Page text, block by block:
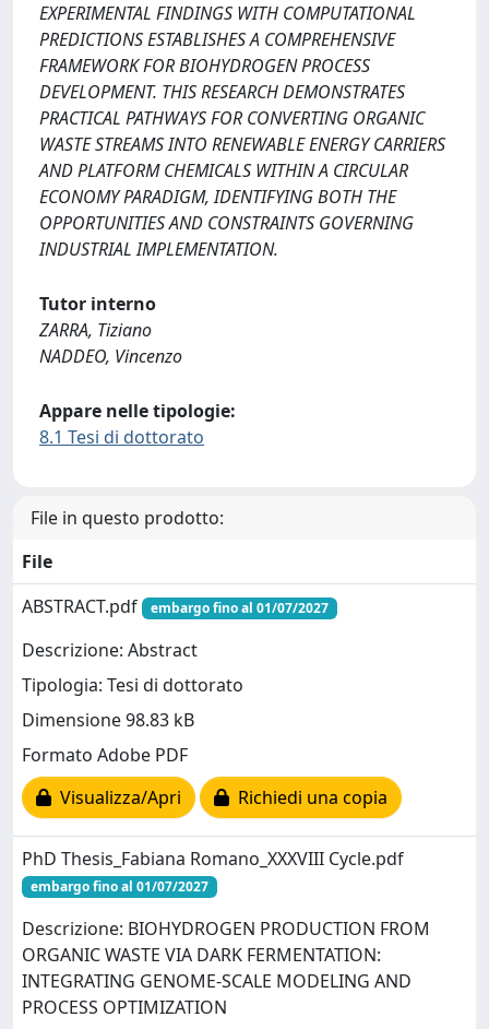
EXPERIMENTAL FINDINGS WITH COMPUTATIONAL
PREDICTIONS ESTABLISHES A COMPREHENSIVE
FRAMEWORK FOR BIOHYDROGEN PROCESS
DEVELOPMENT. THIS RESEARCH DEMONSTRATES
PRACTICAL PATHWAYS FOR CONVERTING ORGANIC
WASTE STREAMS INTO RENEWABLE ENERGY CARRIERS
AND PLATFORM CHEMICALS WITHIN A CIRCULAR
ECONOMY PARADIGM, IDENTIFYING BOTH THE
OPPORTUNITIES AND CONSTRAINTS GOVERNING
INDUSTRIAL IMPLEMENTATION.
Tutor interno
ZARRA, Tiziano
NADDEO, Vincenzo
Appare nelle tipologie:
8.1 Tesi di dottorato
File in questo prodotto:
File
ABSTRACT.pdf
embargo fino al 01/07/2027
Descrizione: Abstract
Tipologia: Tesi di dottorato
Dimensione 98.83 kB
Formato Adobe PDF
Visualizza/Apri
Richiedi una copia
PhD Thesis_Fabiana Romano_XXXVIII Cycle.pdf
embargo fino al 01/07/2027
Descrizione: BIOHYDROGEN PRODUCTION FROM
ORGANIC WASTE VIA DARK FERMENTATION:
INTEGRATING GENOME-SCALE MODELING AND
PROCESS OPTIMIZATION